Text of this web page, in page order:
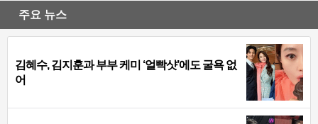
주요 뉴스
김혜수, 김지훈과 부부 케미 ‘얼빡샷’에도 굴욕 없
어